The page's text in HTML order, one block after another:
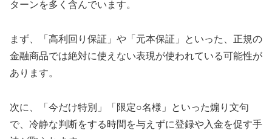
ターンを多く含んでいます。
まず、「高利回り保証」や「元本保証」といった、正規の
金融商品では絶対に使えない表現が使われている可能性が
あります。
次に、「今だけ特別」「限定○名様」といった煽り文句
で、冷静な判断をする時間を与えずに登録や入金を促す手